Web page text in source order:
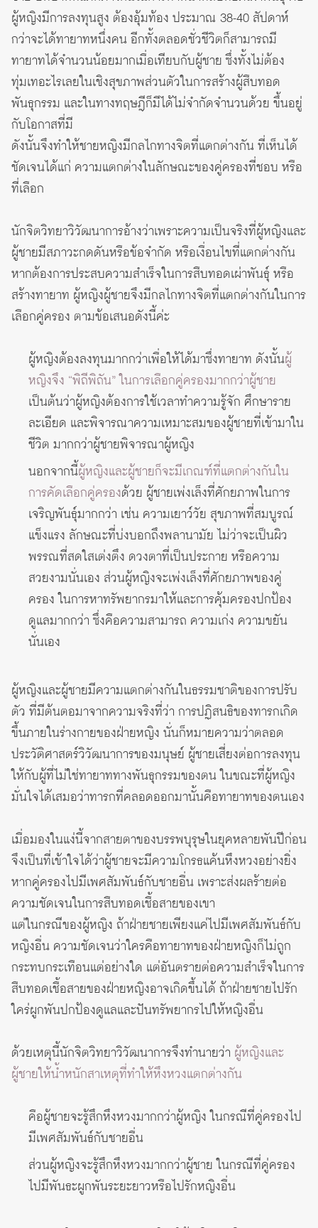
ผู้หญิงมีการลงทุนสูง ต้องอุ้มท้อง ประมาณ 38-40 สัปดาห์
กว่าจะได้ทายาทหนึ่งคน อีกทั้งตลอดชั่วชีวิตก็สามารถมี
ทายาทได้จำนวนน้อยมากเมื่อเทียบกับผู้ชาย ซึ่งทั้งไม่ต้อง
ทุ่มเทอะไรเลยในเชิงสุขภาพส่วนตัวในการสร้างผู้สืบทอด
พันธุกรรม และในทางทฤษฎีก็มีได้ไม่จำกัดจำนวนด้วย ขึ้นอยู่
กับโอกาสที่มี
ดังนั้นจึงทำให้ชายหญิงมีกลไกทางจิตที่แตกต่างกัน ที่เห็นได้
ชัดเจนได้แก่ ความแตกต่างในลักษณะของคู่ครองที่ชอบ หรือ
ที่เลือก
นักจิตวิทยาวิวัฒนาการอ้างว่าเพราะความเป็นจริงที่ผู้หญิงและ
ผู้ชายมีสภาวะกดดันหรือข้อจำกัด หรือเงื่อนไขที่แตกต่างกัน
หากต้องการประสบความสำเร็จในการสืบทอดเผ่าพันธุ์ หรือ
สร้างทายาท ผู้หญิงผู้ชายจึงมีกลไกทางจิตที่แตกต่างกันในการ
เลือกคู่ครอง ตามข้อเสนอดังนี้ค่ะ
ผู้หญิงต้องลงทุนมากกว่าเพื่อให้ได้มาซึ่งทายาท ดังนั้นผู้
หญิงจึง “พิถีพิถัน” ในการเลือกคู่ครองมากกว่าผู้ชาย
เป็นต้นว่าผู้หญิงต้องการใช้เวลาทำความรู้จัก ศึกษาราย
ละเอียด และพิจารณาความเหมาะสมของผู้ชายที่เข้ามาใน
ชีวิต มากกว่าผู้ชายพิจารณาผู้หญิง
นอกจากนี้ผู้หญิงและผู้ชายก็จะมีเกณฑ์ที่แตกต่างกันใน
การคัดเลือกคู่ครองด้วย ผู้ชายเพ่งเล็งที่ศักยภาพในการ
เจริญพันธุ์มากกว่า เช่น ความเยาว์วัย สุขภาพที่สมบูรณ์
แข็งแรง ลักษณะที่บ่งบอกถึงพลานามัย ไม่ว่าจะเป็นผิว
พรรณที่สดใสเต่งตึง ดวงตาที่เป็นประกาย หรือความ
สวยงามนั่นเอง ส่วนผู้หญิงจะเพ่งเล็งที่ศักยภาพของคู่
ครอง ในการหาทรัพยากรมาให้และการคุ้มครองปกป้อง
ดูแลมากกว่า ซึ่งคือความสามารถ ความเก่ง ความขยัน
นั่นเอง
ผู้หญิงและผู้ชายมีความแตกต่างกันในธรรมชาติของการปรับ
ตัว ที่มีต้นตอมาจากความจริงที่ว่า การปฏิสนธิของทารกเกิด
ขึ้นภายในร่างกายของฝ่ายหญิง นั่นก็หมายความว่าตลอด
ประวัติศาสตร์วิวัฒนาการของมนุษย์ ผู้ชายเสี่ยงต่อการลงทุน
ให้กับผู้ที่ไม่ใช่ทายาททางพันธุกรรมของตน ในขณะที่ผู้หญิง
มั่นใจได้เสมอว่าทารกที่คลอดออกมานั้นคือทายาทของตนเอง
เมื่อมองในแง่นี้จากสายตาของบรรพบุรุษในยุคหลายพันปีก่อน
จึงเป็นที่เข้าใจได้ว่าผู้ชายจะมีความโกรธแค้นหึงหวงอย่างยิ่ง
หากคู่ครองไปมีเพศสัมพันธ์กับชายอื่น เพราะส่งผลร้ายต่อ
ความชัดเจนในการสืบทอดเชื้อสายของเขา
แต่ในกรณีของผู้หญิง ถ้าฝ่ายชายเพียงแค่ไปมีเพศสัมพันธ์กับ
หญิงอื่น ความชัดเจนว่าใครคือทายาทของฝ่ายหญิงก็ไม่ถูก
กระทบกระเทือนแต่อย่างใด แต่อันตรายต่อความสำเร็จในการ
สืบทอดเชื้อสายของฝ่ายหญิงอาจเกิดขึ้นได้ ถ้าฝ่ายชายไปรัก
ใคร่ผูกพันปกป้องดูแลและปันทรัพยากรไปให้หญิงอื่น
ด้วยเหตุนี้นักจิตวิทยาวิวัฒนาการจึงทำนายว่า ผู้หญิงและ
ผู้ชายให้น้ำหนักสาเหตุที่ทำให้หึงหวงแตกต่างกัน
คือผู้ชายจะรู้สึกหึงหวงมากกว่าผู้หญิง ในกรณีที่คู่ครองไป
มีเพศสัมพันธ์กับชายอื่น
ส่วนผู้หญิงจะรู้สึกหึงหวงมากกว่าผู้ชาย ในกรณีที่คู่ครอง
ไปมีพันธะผูกพันระยะยาวหรือไปรักหญิงอื่น